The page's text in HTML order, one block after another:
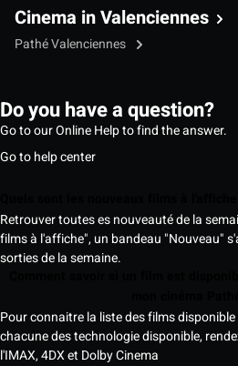
Cinema in Valenciennes
Pathé Valenciennes
Do you have a question?
Go to our Online Help to find the answer.
Go to help center
Retrouver toutes es nouveauté de la
films à l'affiche", un bandeau "Nouveau"
sorties de la semaine.
Pour connaitre la liste des films
chacune des technologie disponible,
l'IMAX, 4DX et Dolby Cinema